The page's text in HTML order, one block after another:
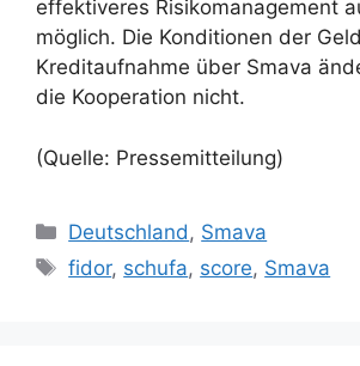
effektiveres Risikomanagement
möglich. Die Konditionen der
Kreditaufnahme über Smava
die Kooperation nicht.
(Quelle: Pressemitteilung)
Kategorien
Deutschland , Smava
Schlagwörter
fidor, schufa, score, Smava